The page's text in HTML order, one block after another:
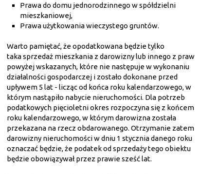
Prawa do domu jednorodzinnego w spółdzielni
mieszkaniowej,
Prawa użytkowania wieczystego gruntów.
Warto pamiętać, że opodatkowana będzie tylko
taka sprzedaż mieszkania z darowizny lub innego z praw
powyżej wskazanych, które nie następuje w wykonaniu
działalności gospodarczej i zostało dokonane przed
upływem 5 lat - licząc od końca roku kalendarzowego, w
którym nastąpiło nabycie nieruchomości. Dla potrzeb
podatkowych pięcioletni okres rozpoczyna się z końcem
roku kalendarzowego, w którym darowizna została
przekazana na rzecz obdarowanego. Otrzymanie zatem
darowizny nieruchomości w dniu 1 stycznia danego roku
oznaczać będzie, że podatek od sprzedaży tego obiektu
będzie obowiązywał przez prawie sześć lat.